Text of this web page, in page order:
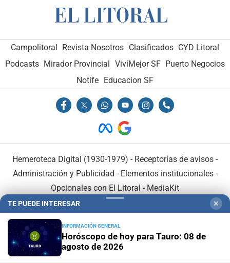
Campolitoral Revista Nosotros Clasificados CYD Litoral
Podcasts Mirador Provincial VivíMejor SF Puerto Negocios
Notife Educacion SF
Hemeroteca Digital (1930-1979) - Receptorías de avisos -
Administración y Publicidad - Elementos institucionales-
Opcionales con El Litoral - MediaKit
TE PUEDE INTERESAR ✕
INFORMACIÓN GENERAL
Horóscopo de hoy para Tauro: 08 de
agosto de 2026